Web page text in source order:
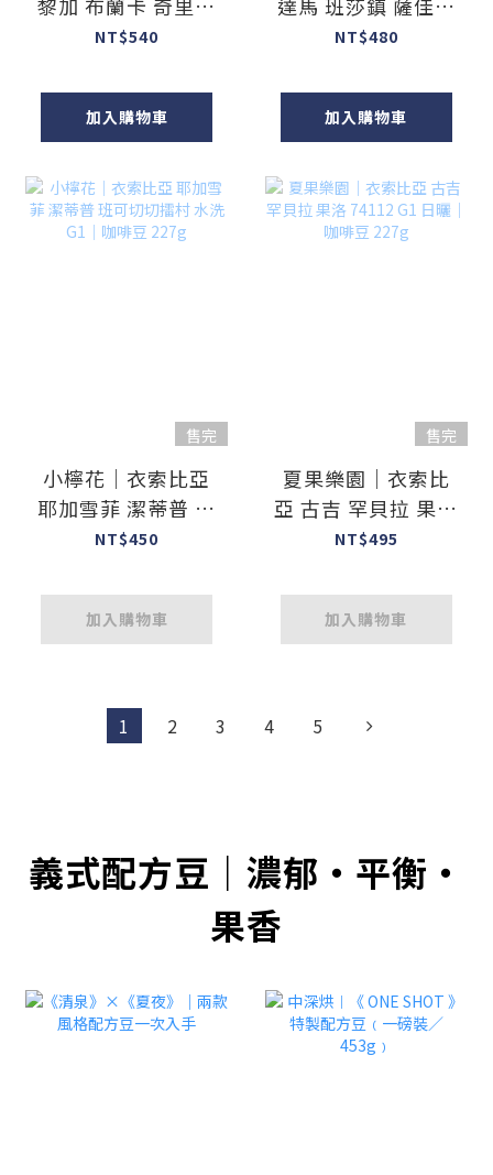
山谷 日曬 卡杜艾｜
NT$540
加入購物車
黑騎村 水洗｜咖啡
NT$480
加入購物車
售完
小檸花｜衣索比亞
耶加雪菲 潔蒂普 班
可切切擂村 水洗 G1
NT$450
加入購物車
售完
夏果樂園｜衣索比
亞 古吉 罕貝拉 果洛
74112 G1 日曬｜咖
NT$495
加入購物車
1 2 3 4 5
義式配方豆｜濃郁・平衡・
果香